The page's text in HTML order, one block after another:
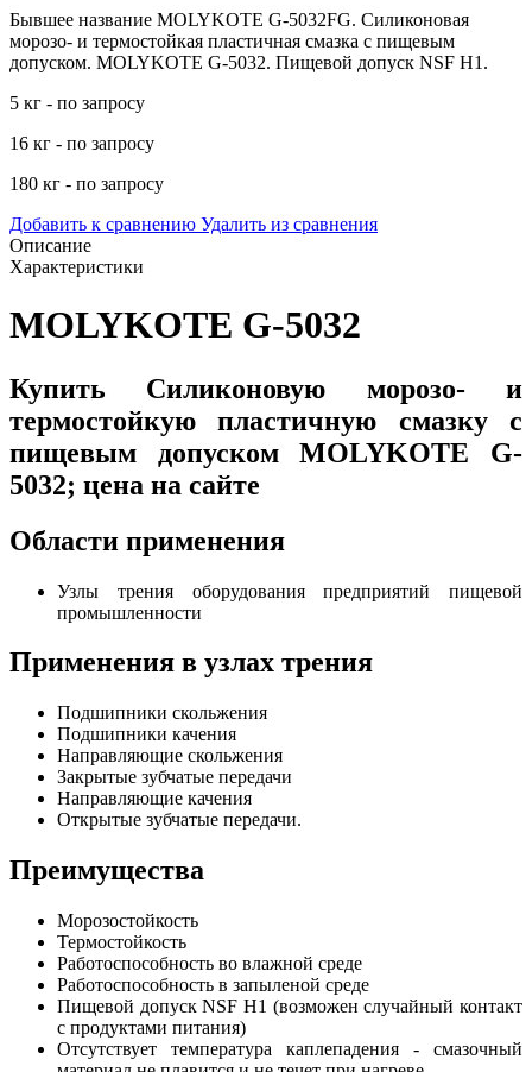
Бывшее название MOLYKOTE G-5032FG. Силиконовая
морозо- и термостойкая пластичная смазка с пищевым
допуском. MOLYKOTE G-5032. Пищевой допуск NSF H1.
5 кг - по запросу
16 кг - по запросу
180 кг - по запросу
Добавить к сравнению Удалить из сравнения
Описание
Характеристики
MOLYKOTE G-5032
Купить Силиконовую морозо- и
термостойкую пластичную смазку с
пищевым допуском MOLYKOTE G-
5032; цена на сайте
Области применения
Узлы трения оборудования предприятий пищевой
промышленности
Применения в узлах трения
Подшипники скольжения
Подшипники качения
Направляющие скольжения
Закрытые зубчатые передачи
Направляющие качения
Открытые зубчатые передачи.
Преимущества
Морозостойкость
Термостойкость
Работоспособность во влажной среде
Работоспособность в запыленой среде
Пищевой допуск NSF H1 (возможен случайный контакт
с продуктами питания)
Отсутствует температура каплепадения - смазочный